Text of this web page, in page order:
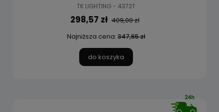
TK LIGHTING - 4372T
298,57 zł 409,00 zł
Najniższa cena:347,65 zł
do koszyka